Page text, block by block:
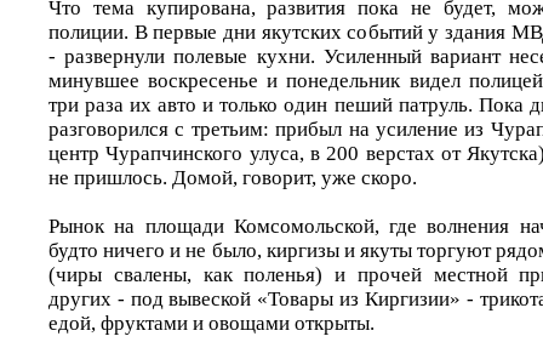
Что тема купирована, развития пока не будет,
полиции. В первые дни якутских событий у здания
- развернули полевые кухни. Усиленный вариант
минувшее воскресенье и понедельник видел
три раза их авто и только один пеший патруль. Пока
разговорился с третьим: прибыл на усиление из
центр Чурапчинского улуса, в 200 верстах от
не пришлось. Домой, говорит, уже скоро.
Рынок на площади Комсомольской, где волнения
будто ничего и не было, киргизы и якуты торгуют
(чиры свалены, как поленья) и прочей местной
других - под вывеской «Товары из Киргизии» -
едой, фруктами и овощами открыты.